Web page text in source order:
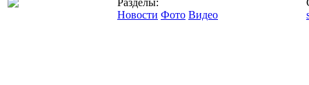
Новости Фото Видео